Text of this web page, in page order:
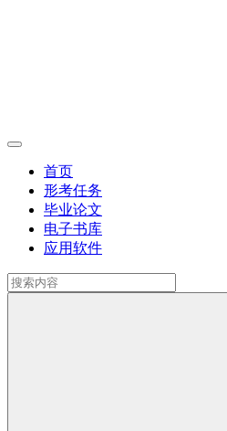
首页
形考任务
毕业论文
电子书库
应用软件